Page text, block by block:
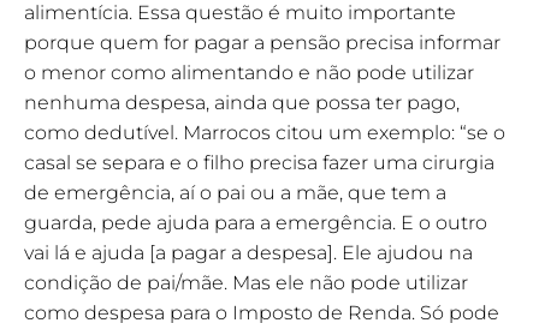
alimentícia. Essa questão é muito importante
porque quem for pagar a pensão precisa informar
o menor como alimentando e não pode utilizar
nenhuma despesa, ainda que possa ter pago,
como dedutível. Marrocos citou um exemplo: “se o
casal se separa e o filho precisa fazer uma cirurgia
de emergência, aí o pai ou a mãe, que tem a
guarda, pede ajuda para a emergência. E o outro
vai lá e ajuda [a pagar a despesa]. Ele ajudou na
condição de pai/mãe. Mas ele não pode utilizar
como despesa para o Imposto de Renda. Só pode